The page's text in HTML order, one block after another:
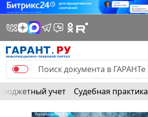
Бюджетный учет Судебная практика